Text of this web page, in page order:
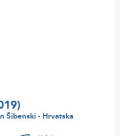
Šibenski - Hrvatska